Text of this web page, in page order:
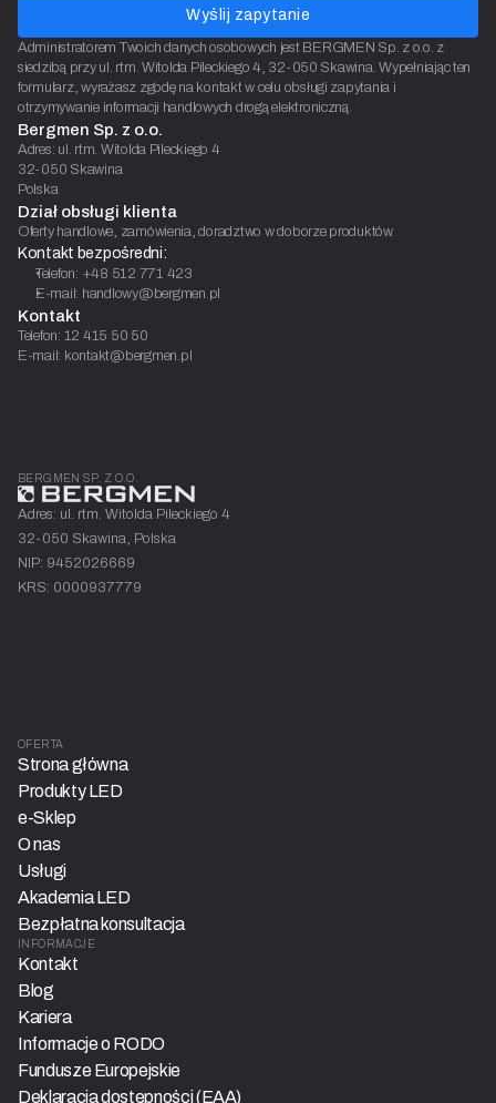
Wyślij zapytanie
Administratorem Twoich danych osobowych jest BERGMEN Sp. z o.o. z
siedzibą przy ul. rtm. Witolda Pileckiego 4, 32-050 Skawina. Wypełniając ten
formularz, wyrażasz zgodę na kontakt w celu obsługi zapytania i
otrzymywanie informacji handlowych drogą elektroniczną.
Bergmen Sp. z o.o.
Adres: ul. rtm. Witolda Pileckiego 4
32-050 Skawina
Polska
Dział obsługi klienta
Oferty handlowe, zamówienia, doradztwo w doborze produktów.
Kontakt bezpośredni:
Telefon: +48 512 771 423
E-mail: handlowy@bergmen.pl
Kontakt
Telefon: 12 415 50 50
E-mail: kontakt@bergmen.pl
BERGMEN SP. Z O.O.
Adres: ul. rtm. Witolda Pileckiego 4
32-050 Skawina, Polska
NIP: 9452026669
KRS: 0000937779
OFERTA
Strona główna
Produkty LED
e-Sklep
O nas
Usługi
Akademia LED
Bezpłatna konsultacja
INFORMACJE
Kontakt
Blog
Kariera
Informacje o RODO
Fundusze Europejskie
Deklaracja dostępności (EAA)